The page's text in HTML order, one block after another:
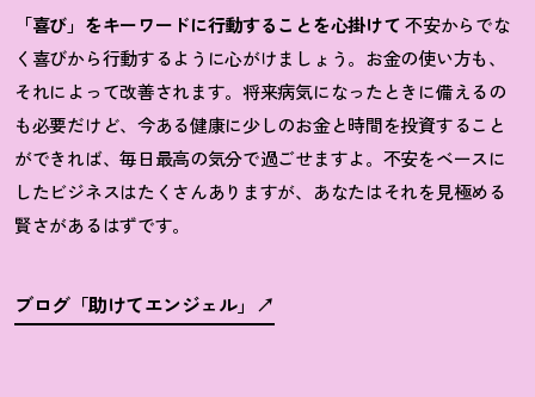
「喜び」をキーワードに行動することを心掛けて不安からでな
く喜びから行動するように心がけましょう。お金の使い方も、
それによって改善されます。将来病気になったときに備えるの
も必要だけど、今ある健康に少しのお金と時間を投資すること
ができれば、毎日最高の気分で過ごせますよ。不安をベースに
したビジネスはたくさんありますが、あなたはそれを見極める
賢さがあるはずです。
ブログ「助けてエンジェル」